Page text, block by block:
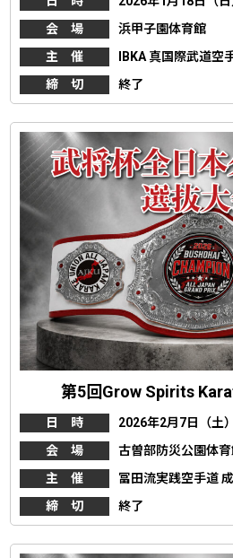
会 場
浜甲子園体育館
主 催
IBKA 真国際武道
締 切
終了
第5回Grow Spirits
日 時
2026年2月7日（土）
会 場
古曽部防災公園体
主 催
冨田流実践空手道
締 切
終了